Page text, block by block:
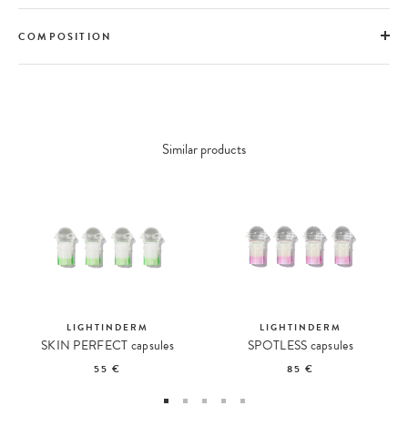
COMPOSITION
Similar products
LIGHTINDERM
SKIN PERFECT capsules
55 €
LIGHTINDERM
SPOTLESS capsules
85 €